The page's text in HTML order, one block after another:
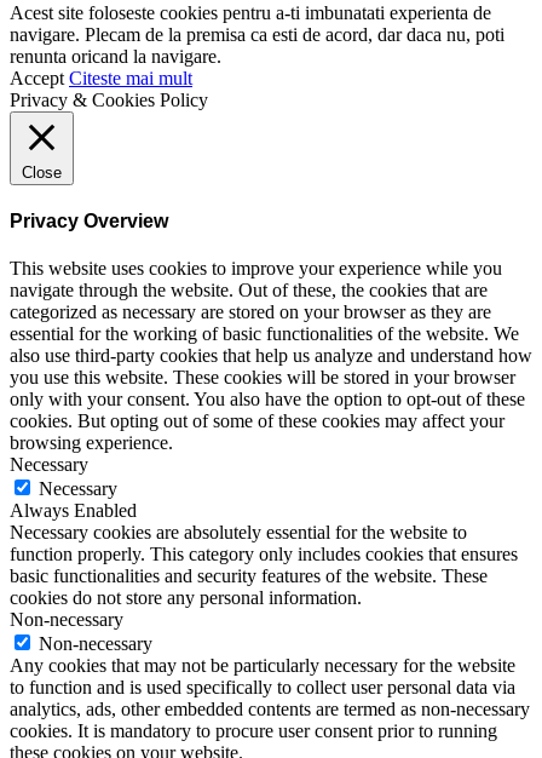
Acest site foloseste cookies pentru a-ti imbunatati experienta de
navigare. Plecam de la premisa ca esti de acord, dar daca nu, poti
renunta oricand la navigare.
Accept Citeste mai mult
Privacy & Cookies Policy
Close
Privacy Overview
This website uses cookies to improve your experience while you
navigate through the website. Out of these, the cookies that are
categorized as necessary are stored on your browser as they are
essential for the working of basic functionalities of the website. We
also use third-party cookies that help us analyze and understand how
you use this website. These cookies will be stored in your browser
only with your consent. You also have the option to opt-out of these
cookies. But opting out of some of these cookies may affect your
browsing experience.
Necessary
Necessary
Always Enabled
Necessary cookies are absolutely essential for the website to
function properly. This category only includes cookies that ensures
basic functionalities and security features of the website. These
cookies do not store any personal information.
Non-necessary
Non-necessary
Any cookies that may not be particularly necessary for the website
to function and is used specifically to collect user personal data via
analytics, ads, other embedded contents are termed as non-necessary
cookies. It is mandatory to procure user consent prior to running
these cookies on your website.